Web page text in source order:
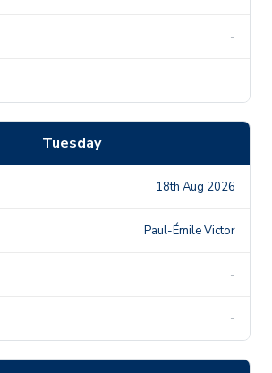
-
-
Tuesday
18th Aug 2026
Paul-Émile Victor
-
-